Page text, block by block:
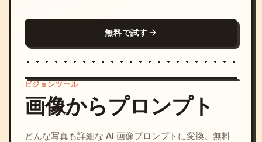
無料で試す
c, cyberpunk sunset, neon
ビジョンツール
画像からプロンプト
どんな写真も詳細な AI 画像プロンプトに変換。無料